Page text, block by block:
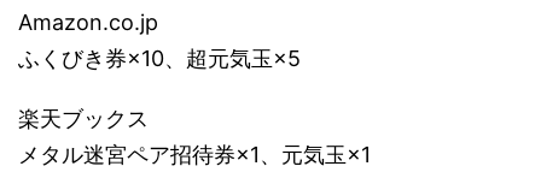
Amazon.co.jp
ふくびき券×10、超元気玉×5
楽天ブックス
メタル迷宮ペア招待券×1、元気玉×1